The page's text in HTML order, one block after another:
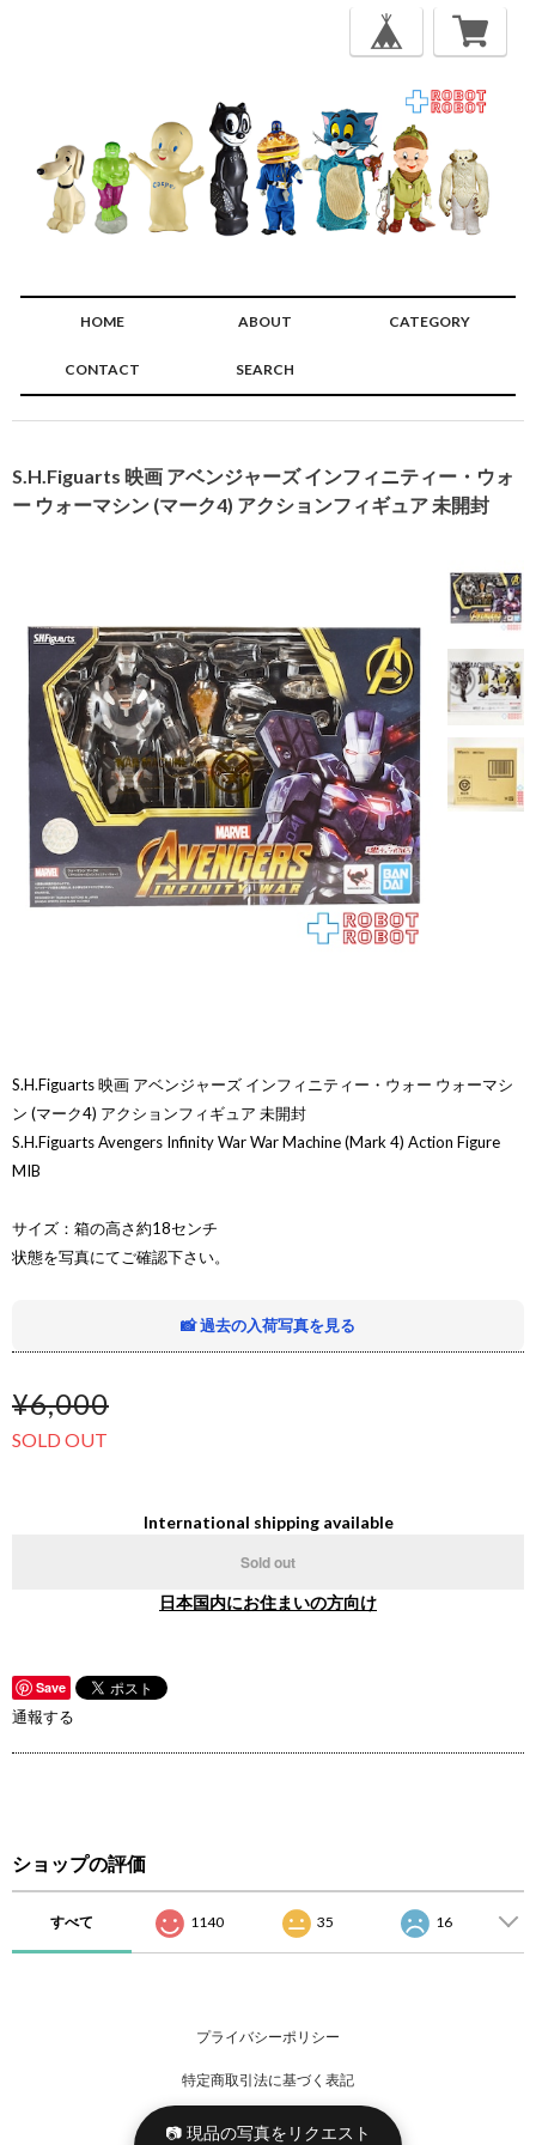
HOME ABOUT CATEGORY
CONTACT SEARCH
S.H.Figuarts 映画 アベンジャーズ インフィニティー・ウォ
ー ウォーマシン (マーク4) アクションフィギュア 未開封
S.H.Figuarts 映画 アベンジャーズ インフィニティー・ウォー ウォーマシ
ン (マーク4) アクションフィギュア 未開封
S.H.Figuarts Avengers Infinity War War Machine (Mark 4) Action Figure
MIB
サイズ：箱の高さ約18センチ
状態を写真にてご確認下さい。
📸 過去の入荷写真を見る
¥6,000
SOLD OUT
International shipping available
Sold out
日本国内にお住まいの方向け
Save
通報する
ショップの評価
すべて 1140 35 16
プライバシーポリシー
特定商取引法に基づく表記
📷 現品の写真をリクエスト